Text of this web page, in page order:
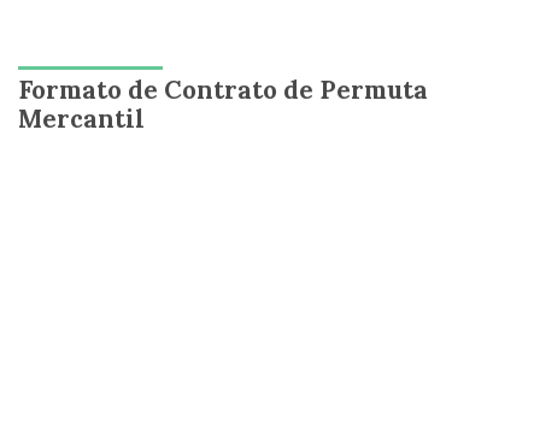
Formato de Contrato de Permuta
Mercantil